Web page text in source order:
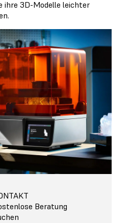
ihre 3D-Modelle leichter
Beratung